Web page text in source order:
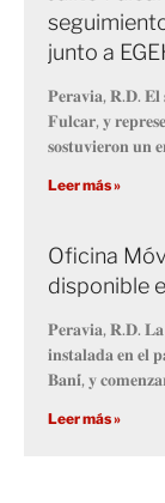
junto a
𝐏𝐞𝐫𝐚𝐯𝐢𝐚, 𝐑.𝐃. 𝐄𝐥
𝐅𝐮𝐥𝐜𝐚𝐫, 𝐲
𝐬𝐨𝐬𝐭𝐮𝐯𝐢𝐞𝐫𝐨𝐧 𝐮𝐧
Leer más »
Oficina
disponible
𝐏𝐞𝐫𝐚𝐯𝐢𝐚, 𝐑.𝐃. 𝐋𝐚
𝐢𝐧𝐬𝐭𝐚𝐥𝐚𝐝𝐚 𝐞𝐧 𝐞𝐥
𝐁𝐚𝐧𝐢́, 𝐲
Leer más »